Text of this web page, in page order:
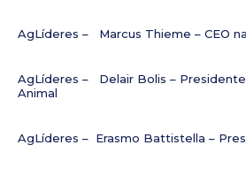
AgLíderes – Marcus Thieme – CEO
AgLíderes – Delair Bolis – Presidente
Animal
AgLíderes – Erasmo Battistella –